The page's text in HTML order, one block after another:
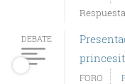
DEBATE
FORO